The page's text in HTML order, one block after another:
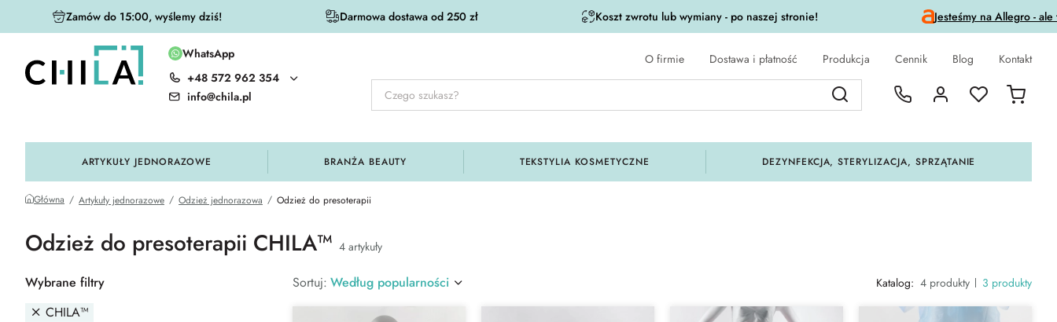
Zamów do 15:00, wyślemy dziś! Darmowa dostawa od 250 zł Koszt zwrotu lub wymiany - po naszej stronie! Jesteśmy na Allegro -
WhatsApp
+48 572 962 354
info@chila.pl
O firmie Dostawa i płatność Produkcja Cennik Blog Kontakt
ARTYKUŁY JEDNORAZOWE BRANŻA BEAUTY TEKSTYLIA KOSMETYCZNE DEZYNFEKCJA, STERYLIZACJA, SPRZĄTANIE
Główna Artykuły jednorazowe Odzież jednorazowa Odzież do presoterapii
Odzież do presoterapii CHILA™ 4 artykuły
Wybrane filtry
CHILA™
Sortuj: Według popularności Katalog: 4 produkty 3 produkty